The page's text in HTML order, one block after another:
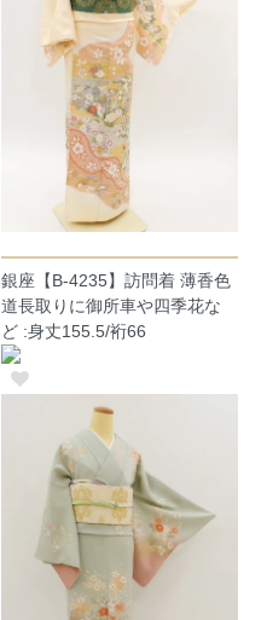
銀座【B-4235】訪問着 薄香色
道長取りに御所車や四季花な
ど :身丈155.5/裄66